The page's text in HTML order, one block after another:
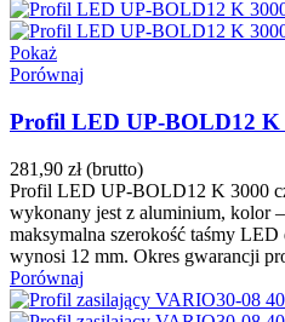
Pokaż
Porównaj
Profil LED UP-BOLD12 K
281,90 zł (brutto)
Profil LED UP-BOLD12 K 3000
wykonany jest z aluminium, kolor
maksymalna szerokość taśmy
wynosi 12 mm. Okres gwarancji
Porównaj